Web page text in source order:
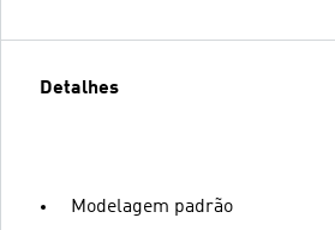
Detalhes
Modelagem padrão